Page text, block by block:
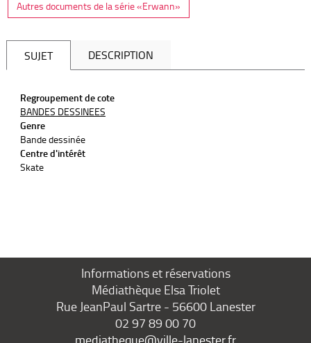
Autres documents de la série «Erwann»
SUJET DESCRIPTION
Regroupement de cote
BANDES DESSINEES
Genre
Bande dessinée
Centre d'intérêt
Skate
Informations et réservations
Médiathèque Elsa Triolet
Rue JeanPaul Sartre - 56600 Lanester
02 97 89 00 70
mediatheque@ville-lanester.fr